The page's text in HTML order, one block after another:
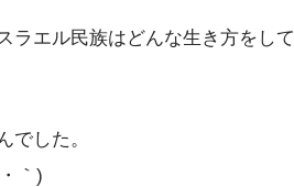
エル民族はどんな生き方をし
した。
｀)